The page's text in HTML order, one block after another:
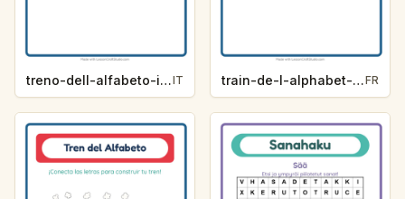
treno-dell-alfabeto-indizio-lettera-meteo-1df2IT train-de-l-alphabet-indice-de-lettre-meteo-bc02FR